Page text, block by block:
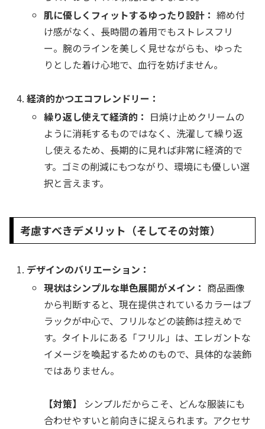
肌に優しくフィットするゆったり設計： 締め付
け感がなく、長時間の着用でもストレスフリ
ー。腕のラインを美しく見せながらも、ゆった
りとした着け心地で、血行を妨げません。
経済的かつエコフレンドリー：
繰り返し使えて経済的： 日焼け止めクリームの
ように消耗するものではなく、洗濯して繰り返
し使えるため、長期的に見れば非常に経済的で
す。ゴミの削減にもつながり、環境にも優しい選
択と言えます。
考慮すべきデメリット（そしてその対策）
デザインのバリエーション：
現状はシンプルな単色展開がメイン： 商品画像
から判断すると、現在提供されているカラーはブ
ラックが中心で、フリルなどの装飾は控えめで
す。タイトルにある「フリル」は、エレガントな
イメージを喚起するためのもので、具体的な装飾
ではありません。
【対策】
シンプルだからこそ、どんな服装にも
合わせやすいと前向きに捉えられます。アクセサ